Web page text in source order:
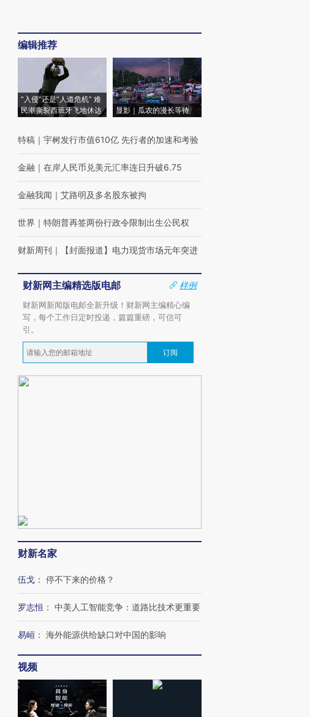
编辑推荐
“入侵”还是“人道危机” 难
民潮撕裂西班牙飞地休达
显影｜瓜农的漫长等待
特稿 ｜ 宇树发行市值610亿 先行者的加速和考验
金融 ｜ 在岸人民币兑美元汇率连日升破6.75
金融我闻 ｜ 艾路明及多名股东被拘
世界 ｜ 特朗普再签两份行政令限制出生公民权
财新周刊 ｜ 【封面报道】电力现货市场元年突进
财新网主编精选版电邮
样例
财新网新闻版电邮全新升级！财新网主编精心编
写，每个工作日定时投递，篇篇重磅，可信可
引。
订阅
财新名家
伍戈 ： 停不下来的价格？
罗志恒 ： 中美人工智能竞争：道路比技术更重要
易峘 ： 海外能源供给缺口对中国的影响
视频